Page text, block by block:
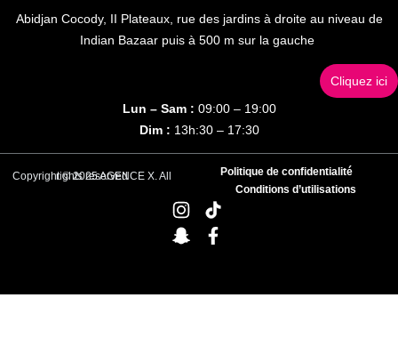
Abidjan Cocody, II Plateaux, rue des jardins à droite au niveau de
Indian Bazaar puis à 500 m sur la gauche
Cliquez ici
Lun – Sam : 09:00 – 19:00
Dim : 13h:30 – 17:30
Copyright © 2025 AGENCE X. All rights reserved
Politique de confidentialité
Conditions d’utilisations